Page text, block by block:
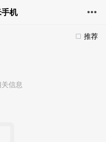
机
推荐
信息